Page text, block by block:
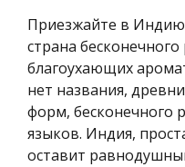
Приезжайте в Индию
страна
благоухающих
нет названия,
форм, бесконечного
языков. Индия,
оставит